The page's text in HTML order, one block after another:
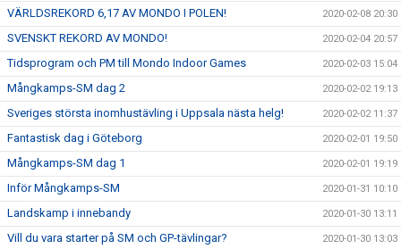
VÄRLDSREKORD 6,17 AV MONDO I POLEN! 2020-02-08 20:30
SVENSKT REKORD AV MONDO! 2020-02-04 20:57
Tidsprogram och PM till Mondo Indoor Games 2020-02-03 15:04
Mångkamps-SM dag 2 2020-02-02 19:13
Sveriges största inomhustävling i Uppsala nästa helg! 2020-02-02 11:37
Fantastisk dag i Göteborg 2020-02-01 19:50
Mångkamps-SM dag 1 2020-02-01 19:19
Inför Mångkamps-SM 2020-01-31 10:10
Landskamp i innebandy 2020-01-30 13:11
Vill du vara starter på SM och GP-tävlingar? 2020-01-30 13:03